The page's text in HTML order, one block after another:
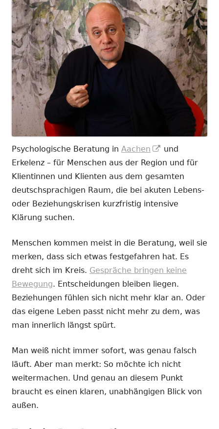
Psychologische Beratung in Aachen
In
neuem
Fenster
öffnen
und
Erkelenz – für Menschen aus der Region und für
Klientinnen und Klienten aus dem gesamten
deutschsprachigen Raum, die bei akuten Lebens-
oder Beziehungskrisen kurzfristig intensive
Klärung suchen.
Menschen kommen meist in die Beratung, weil sie
merken, dass sich etwas festgefahren hat. Es
dreht sich im Kreis. Gespräche bringen keine
Bewegung. Entscheidungen bleiben liegen.
Beziehungen fühlen sich nicht mehr klar an. Oder
das eigene Leben passt nicht mehr zu dem, was
man innerlich längst spürt.
Man weiß nicht immer sofort, was genau falsch
läuft. Aber man merkt: So möchte ich nicht
weitermachen. Und genau an diesem Punkt
braucht es einen klaren, unabhängigen Blick von
außen.